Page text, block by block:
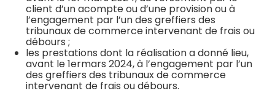
client d’un acompte ou d’une provision ou à
l’engagement par l’un des greffiers des
tribunaux de commerce intervenant de frais ou
débours ;
les prestations dont la réalisation a donné lieu,
avant le 1ermars 2024, à l’engagement par l’un
des greffiers des tribunaux de commerce
intervenant de frais ou débours.